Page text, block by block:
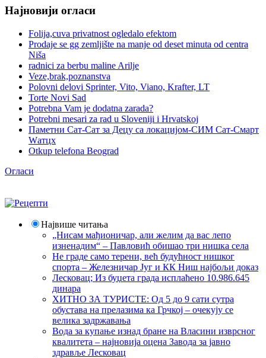
Најновији огласи
Folija,cuva privatnost ogledalo efektom
Prodaje se gg zemljište na manje od deset minuta od centra
Niša
radnici za berbu maline Arilje
Veze,brak,poznanstva
Polovni delovi Sprinter, Vito, Viano, Krafter, LT
Torte Novi Sad
Potrebna Vam je dodatna zarada?
Potrebni mesari za rad u Sloveniji i Hrvatskoj
Паметни Сат-Сат за Децу са локацијом-СИМ Сат-Смарт
Wатцх
Otkup telefona Beograd
Огласи
Највише читања
„Нисам мађионичар, али желим да вас лепо
изненадим“ – Павловић обишао три нишка села
Не граде само терени, већ будућност нишког
спорта – Железничар Југ и КК Ниш најбољи доказ
Лесковац; Из буџета града исплаћено 10.986.645
динара
ХИТНО ЗА ТУРИСТЕ: Од 5 до 9 сати сутра
обустава на прелазима ка Грчкој – очекују се
велика задржавања
Вода за купање изнад бране на Власини изврсног
квалитета – најновија оцена Завода за јавно
здравље Лесковац